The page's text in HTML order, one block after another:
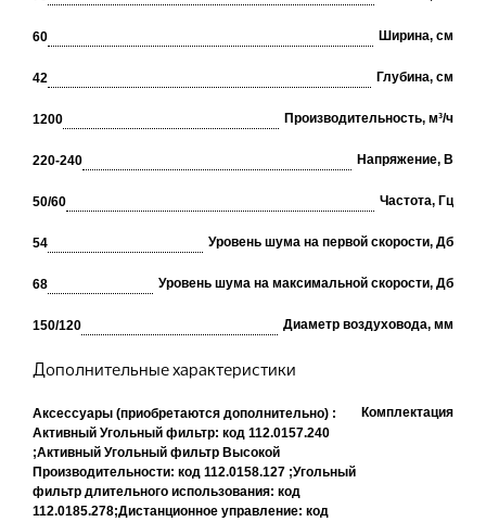
60 Ширина, см
42 Глубина, см
1200 Производительность, м³/ч
220-240 Напряжение, В
50/60 Частота, Гц
54 Уровень шума на первой скорости, Дб
68 Уровень шума на максимальной скорости, Дб
150/120 Диаметр воздуховода, мм
Дополнительные характеристики
Аксессуары (приобретаются дополнительно) :
Активный Угольный фильтр: код 112.0157.240
;Активный Угольный фильтр Высокой
Производительности: код 112.0158.127 ;Угольный
фильтр длительного использования: код
112.0185.278;Дистанционное управление: код
Комплектация